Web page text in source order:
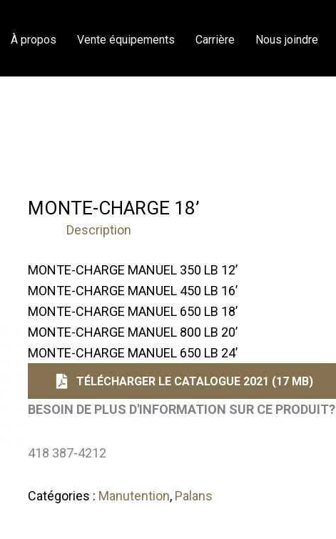
À propos Vente équipements Carrière Nous joindre
MONTE-CHARGE 18’
Description
MONTE-CHARGE MANUEL 350 LB 12’
MONTE-CHARGE MANUEL 450 LB 16’
MONTE-CHARGE MANUEL 650 LB 18’
MONTE-CHARGE MANUEL 800 LB 20’
MONTE-CHARGE MANUEL 650 LB 24’
TÉLÉCHARGER LE CATALOGUE 2021 (17 MB)
BESOIN DE PLUS D'INFORMATION SUR CE PRODUIT?
418 387-4212
Catégories : Manutention, Palans